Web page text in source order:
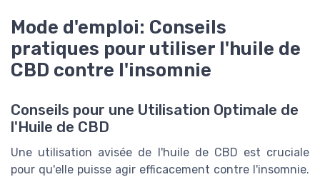
Mode d'emploi: Conseils
pratiques pour utiliser l'huile de
CBD contre l'insomnie
Conseils pour une Utilisation Optimale de
l'Huile de CBD
Une utilisation avisée de l'huile de CBD est cruciale
pour qu'elle puisse agir efficacement contre l'insomnie.